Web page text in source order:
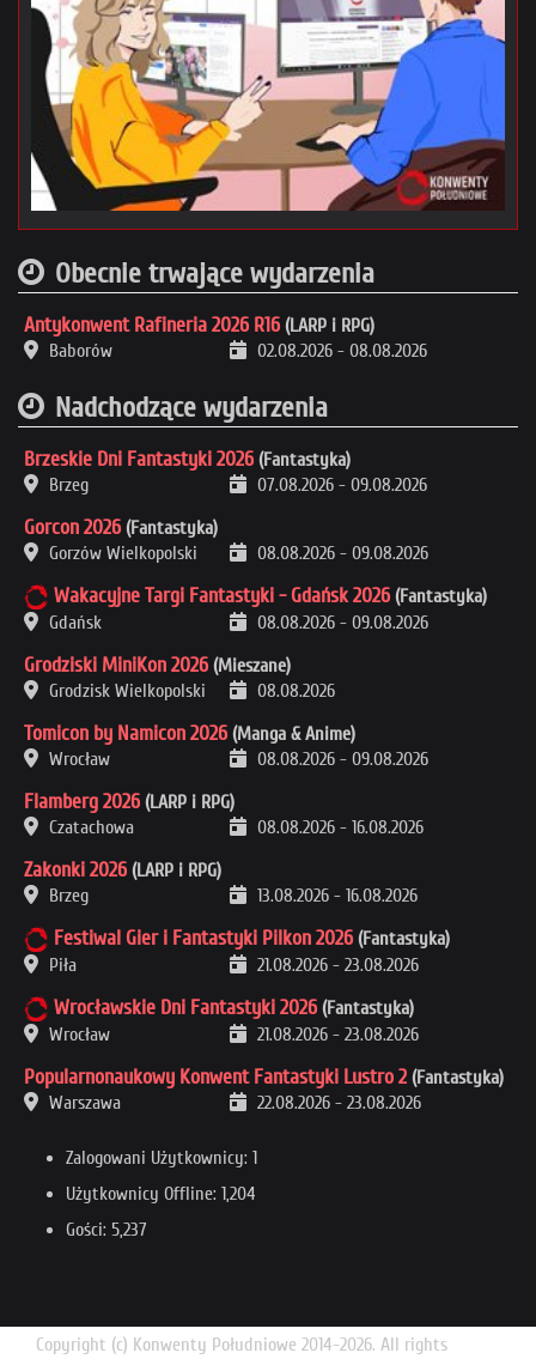
Obecnie trwające wydarzenia
Antykonwent Rafineria 2026 R16 (LARP i RPG)
Baborów
02.08.2026 - 08.08.2026
Nadchodzące wydarzenia
Brzeskie Dni Fantastyki 2026 (Fantastyka)
Brzeg
07.08.2026 - 09.08.2026
Gorcon 2026 (Fantastyka)
Gorzów Wielkopolski
08.08.2026 - 09.08.2026
Wakacyjne Targi Fantastyki - Gdańsk 2026 (Fantastyka)
Gdańsk
08.08.2026 - 09.08.2026
Grodziski MiniKon 2026 (Mieszane)
Grodzisk Wielkopolski
08.08.2026
Tomicon by Namicon 2026 (Manga & Anime)
Wrocław
08.08.2026 - 09.08.2026
Flamberg 2026 (LARP i RPG)
Czatachowa
08.08.2026 - 16.08.2026
Zakonki 2026 (LARP i RPG)
Brzeg
13.08.2026 - 16.08.2026
Festiwal Gier i Fantastyki Pilkon 2026 (Fantastyka)
Piła
21.08.2026 - 23.08.2026
Wrocławskie Dni Fantastyki 2026 (Fantastyka)
Wrocław
21.08.2026 - 23.08.2026
Popularnonaukowy Konwent Fantastyki Lustro 2 (Fantastyka)
Warszawa
22.08.2026 - 23.08.2026
Zalogowani Użytkownicy: 1
Użytkownicy Offline: 1,204
Gości: 5,237
Copyright (c) Konwenty Południowe 2014-2026. All rights